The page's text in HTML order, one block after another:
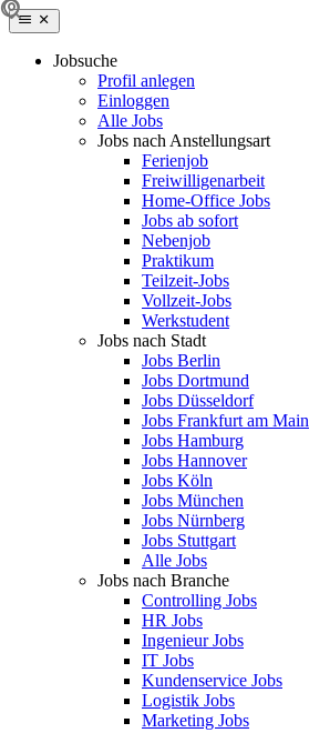
Jobsuche
Profil anlegen
Einloggen
Alle Jobs
Jobs nach Anstellungsart
Ferienjob
Freiwilligenarbeit
Home-Office Jobs
Jobs ab sofort
Nebenjob
Praktikum
Teilzeit-Jobs
Vollzeit-Jobs
Werkstudent
Jobs nach Stadt
Jobs Berlin
Jobs Dortmund
Jobs Düsseldorf
Jobs Frankfurt am Main
Jobs Hamburg
Jobs Hannover
Jobs Köln
Jobs München
Jobs Nürnberg
Jobs Stuttgart
Alle Jobs
Jobs nach Branche
Controlling Jobs
HR Jobs
Ingenieur Jobs
IT Jobs
Kundenservice Jobs
Logistik Jobs
Marketing Jobs